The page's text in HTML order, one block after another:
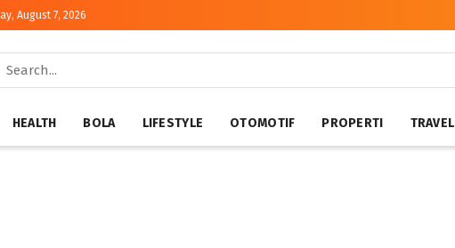
August 7, 2026
HEALTH BOLA LIFESTYLE OTOMOTIF PROPERTI TRAVEL